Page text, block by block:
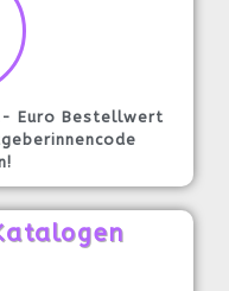
Euro Bestellwert